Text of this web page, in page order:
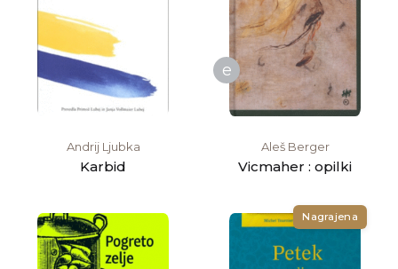
Andrij Ljubka
Karbid
e
Aleš Berger
Vicmaher : opilki
Nagrajena